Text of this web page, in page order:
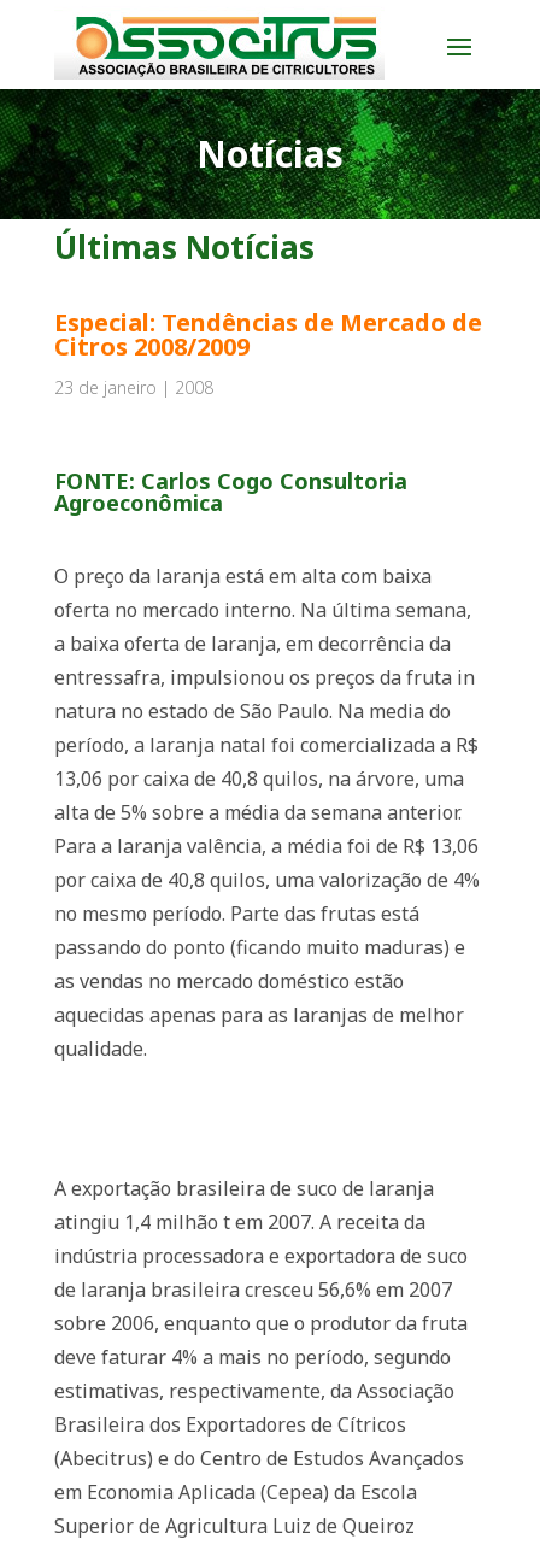
Notícias
Últimas Notícias
Especial: Tendências de Mercado de
Citros 2008/2009
23 de janeiro | 2008
FONTE: Carlos Cogo Consultoria
Agroeconômica
O preço da laranja está em alta com baixa
oferta no mercado interno. Na última semana,
a baixa oferta de laranja, em decorrência da
entressafra, impulsionou os preços da fruta in
natura no estado de São Paulo. Na media do
período, a laranja natal foi comercializada a R$
13,06 por caixa de 40,8 quilos, na árvore, uma
alta de 5% sobre a média da semana anterior.
Para a laranja valência, a média foi de R$ 13,06
por caixa de 40,8 quilos, uma valorização de 4%
no mesmo período. Parte das frutas está
passando do ponto (ficando muito maduras) e
as vendas no mercado doméstico estão
aquecidas apenas para as laranjas de melhor
qualidade.
A exportação brasileira de suco de laranja
atingiu 1,4 milhão t em 2007. A receita da
indústria processadora e exportadora de suco
de laranja brasileira cresceu 56,6% em 2007
sobre 2006, enquanto que o produtor da fruta
deve faturar 4% a mais no período, segundo
estimativas, respectivamente, da Associação
Brasileira dos Exportadores de Cítricos
(Abecitrus) e do Centro de Estudos Avançados
em Economia Aplicada (Cepea) da Escola
Superior de Agricultura Luiz de Queiroz